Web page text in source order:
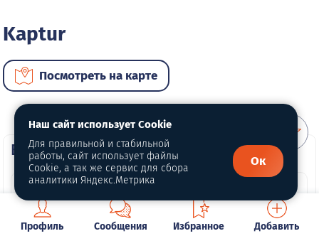
Kaptur
Посмотреть на карте
ВИП автомобили
Профиль Сообщения Избранное Добавить
Наш сайт использует Cookie
Для правильной и стабильной
работы, сайт использует файлы
Cookie, а так же сервис для сбора
аналитики Яндекс.Метрика
Ок